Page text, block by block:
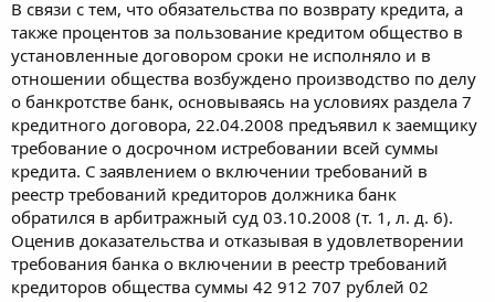
В связи с тем, что обязательства по возврату кредита, а
также процентов за пользование кредитом общество в
установленные договором сроки не исполняло и в
отношении общества возбуждено производство по делу
о банкротстве банк, основываясь на условиях раздела 7
кредитного договора, 22.04.2008 предъявил к заемщику
требование о досрочном истребовании всей суммы
кредита. С заявлением о включении требований в
реестр требований кредиторов должника банк
обратился в арбитражный суд 03.10.2008 (т. 1, л. д. 6).
Оценив доказательства и отказывая в удовлетворении
требования банка о включении в реестр требований
кредиторов общества суммы 42 912 707 рублей 02